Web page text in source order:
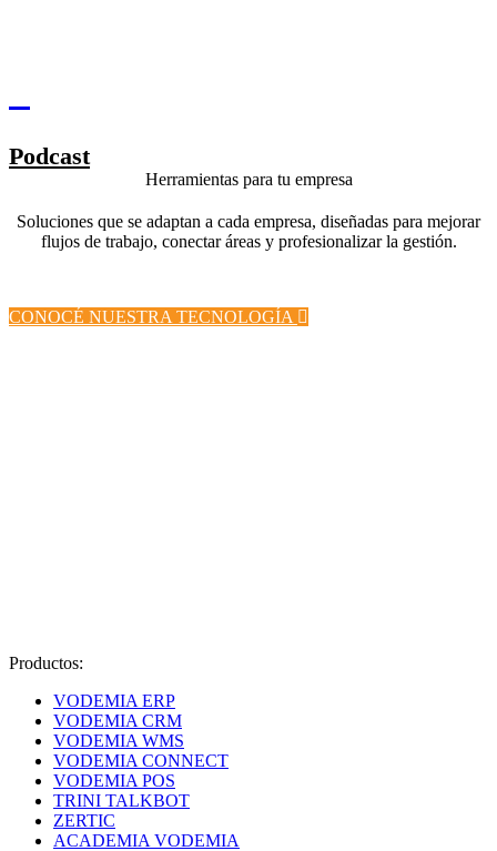
Podcast
Herramientas para tu empresa
Soluciones que se adaptan a cada empresa, diseñadas para mejorar
flujos de trabajo, conectar áreas y profesionalizar la gestión.
CONOCÉ NUESTRA TECNOLOGÍA
Productos:
VODEMIA ERP
VODEMIA CRM
VODEMIA WMS
VODEMIA CONNECT
VODEMIA POS
TRINI TALKBOT
ZERTIC
ACADEMIA VODEMIA